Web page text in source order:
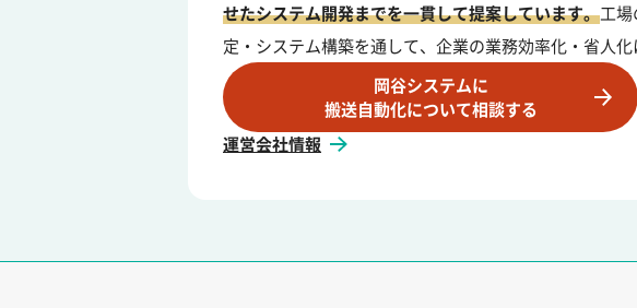
せたシステム開発までを一貫して提案しています。工
定・システム構築を通して、企業の業務効率化・省人化
岡谷システムに
搬送自動化について相談する
運営会社情報